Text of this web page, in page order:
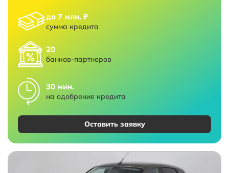
до 7 млн. ₽
сумма кредита
20
банков-партнеров
30 мин.
на одобрение кредита
Оставить заявку